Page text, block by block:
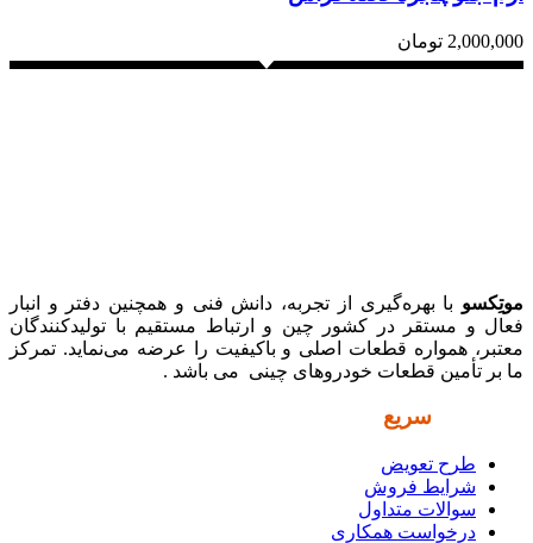
2,000,000 تومان
موتِکسو با بهره‌گیری از تجربه، دانش فنی و همچنین دفتر و انبار
فعال و مستقر در کشور چین و ارتباط مستقیم با تولیدکنندگان
معتبر، همواره قطعات اصلی و باکیفیت را عرضه می‌نماید. تمرکز
ما بر تأمین قطعات خودروهای چینی می باشد .
سریع
طرح تعویض
شرایط فروش
سوالات متداول
درخواست همکاری